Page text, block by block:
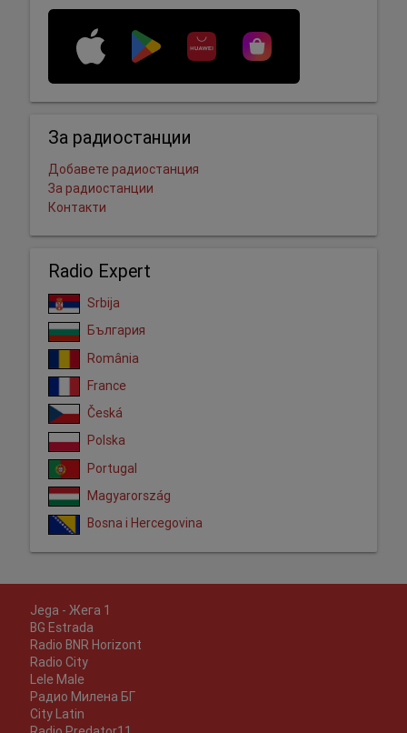
За радиостанции
Добавете радиостанция
За радиостанции
Контакти
Radio Expert
Srbija
България
România
France
Česká
Polska
Portugal
Magyarország
Bosna i Hercegovina
Jega - Жега 1
BG Estrada
Radio BNR Horizont
Radio City
Lele Male
Радио Милена БГ
City Latin